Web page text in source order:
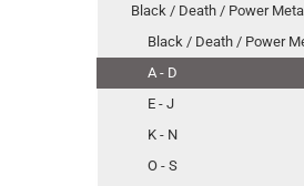
Black / Death / Power Metal
Black / Death / Power
A - D
E - J
K - N
O - S